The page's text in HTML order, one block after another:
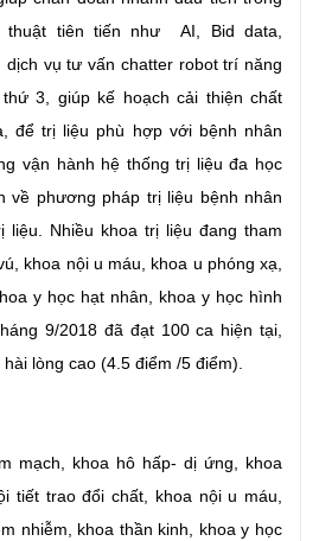
thuật tiên tiến như AI, Bid data,
vụ tư vấn chatter robot trí năng
3, giúp kế hoạch cải thiện chất
để trị liệu phù hợp với bệnh nhân
vận hành hệ thống trị liệu đa học
về phương pháp trị liệu bệnh nhân
liệu. Nhiều khoa trị liệu đang tham
khoa nội u máu, khoa u phóng xạ,
y học hạt nhân, khoa y học hình
9/2018 đã đạt 100 ca hiện tại,
lòng cao (4.5 điểm /5 điểm).
mạch, khoa hô hấp- dị ứng, khoa
tiết trao đổi chất, khoa nội u máu,
nhiễm, khoa thần kinh, khoa y học